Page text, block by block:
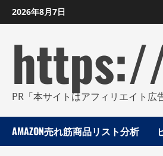
Skip
to
2026年8月7日
PR「本サイトはアフィリエイト広
AMAZON売れ筋商品リスト分析